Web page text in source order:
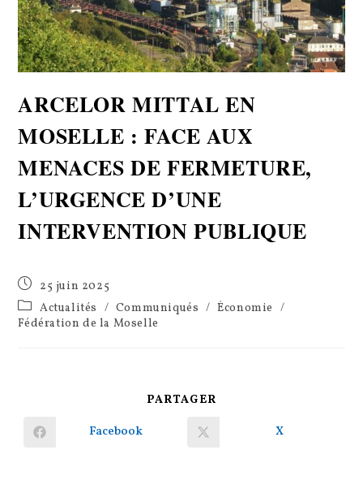
ARCELOR MITTAL EN
MOSELLE : FACE AUX
MENACES DE FERMETURE,
L’URGENCE D’UNE
INTERVENTION PUBLIQUE
Publication
publiée :
25 juin 2025
Post
category:
Actualités / Communiqués / Économie /
Fédération de la Moselle
PARTAGER
Ouvrir
Facebook Ouvrir
X